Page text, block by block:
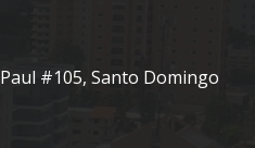
#105, Santo Domingo